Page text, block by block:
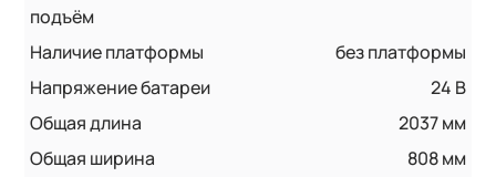
подъём
Наличие платформы
без платформы
Напряжение батареи
24 B
Общая длина
2037 мм
Общая ширина
808 мм